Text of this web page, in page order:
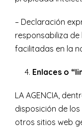
– Declaración
responsabiliza
facilitadas en la
Enlaces o
LA AGENCIA,
disposición de
otros sitios web